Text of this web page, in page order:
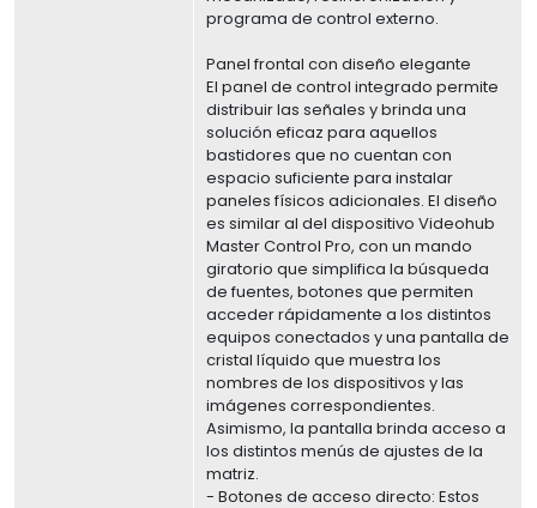
programa de control externo.
Panel frontal con diseño elegante
El panel de control integrado permite
distribuir las señales y brinda una
solución eficaz para aquellos
bastidores que no cuentan con
espacio suficiente para instalar
paneles físicos adicionales. El diseño
es similar al del dispositivo Videohub
Master Control Pro, con un mando
giratorio que simplifica la búsqueda
de fuentes, botones que permiten
acceder rápidamente a los distintos
equipos conectados y una pantalla de
cristal líquido que muestra los
nombres de los dispositivos y las
imágenes correspondientes.
Asimismo, la pantalla brinda acceso a
los distintos menús de ajustes de la
matriz.
- Botones de acceso directo: Estos